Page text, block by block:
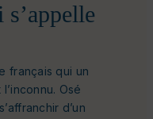
français qui un
Osé
d’un